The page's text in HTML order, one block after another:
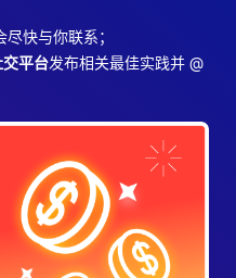
快与你联系；
平台发布相关最佳实践并 @